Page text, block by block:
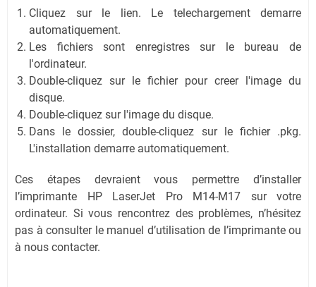
Cliquez sur le lien. Le telechargement demarre
automatiquement.
Les fichiers sont enregistres sur le bureau de
l'ordinateur.
Double-cliquez sur le fichier pour creer l'image du
disque.
Double-cliquez sur l'image du disque.
Dans le dossier, double-cliquez sur le fichier .pkg.
L'installation demarre automatiquement.
Ces étapes devraient vous permettre d’installer
l’imprimante HP LaserJet Pro M14-M17 sur votre
ordinateur. Si vous rencontrez des problèmes, n’hésitez
pas à consulter le manuel d’utilisation de l’imprimante ou
à nous contacter.